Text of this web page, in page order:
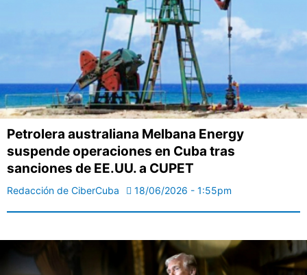
Petrolera australiana Melbana Energy
suspende operaciones en Cuba tras
sanciones de EE.UU. a CUPET
Redacción de CiberCuba 18/06/2026 - 1:55pm